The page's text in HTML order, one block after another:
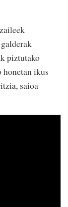
piztutako
honetan ikus
saioa